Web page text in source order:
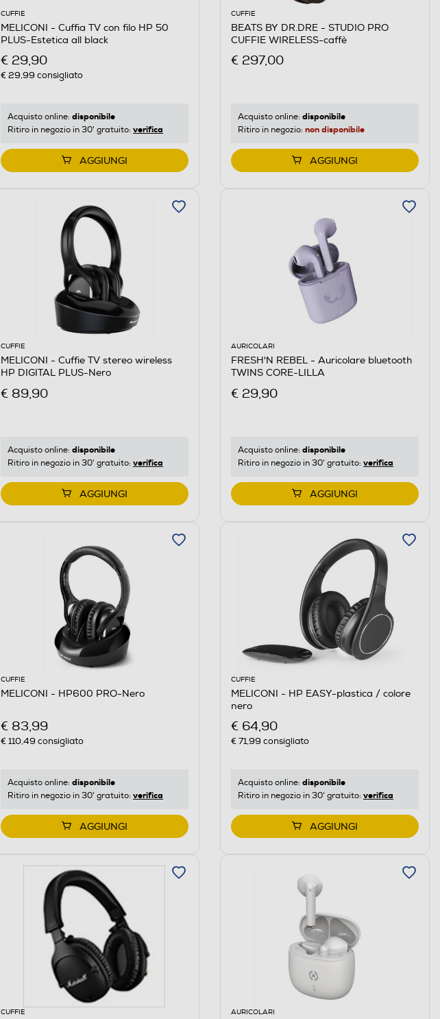
CUFFIE
MELICONI - Cuffia TV con filo HP 50
PLUS-Estetica all black
€ 29,90
€ 29,99 consigliato
Acquisto online: disponibile
Ritiro in negozio in 30' gratuito: verifica
AGGIUNGI
CUFFIE
BEATS BY DR.DRE - STUDIO PRO
CUFFIE WIRELESS-caffè
€ 297,00
Acquisto online: disponibile
Ritiro in negozio: non disponibile
AGGIUNGI
CUFFIE
MELICONI - Cuffie TV stereo wireless
HP DIGITAL PLUS-Nero
€ 89,90
Acquisto online: disponibile
Ritiro in negozio in 30' gratuito: verifica
AGGIUNGI
AURICOLARI
FRESH'N REBEL - Auricolare bluetooth
TWINS CORE-LILLA
€ 29,90
Acquisto online: disponibile
Ritiro in negozio in 30' gratuito: verifica
AGGIUNGI
CUFFIE
MELICONI - HP600 PRO-Nero
€ 83,99
€ 110,49 consigliato
Acquisto online: disponibile
Ritiro in negozio in 30' gratuito: verifica
AGGIUNGI
CUFFIE
MELICONI - HP EASY-plastica / colore
nero
€ 64,90
€ 71,99 consigliato
Acquisto online: disponibile
Ritiro in negozio in 30' gratuito: verifica
AGGIUNGI
CUFFIE AURICOLARI